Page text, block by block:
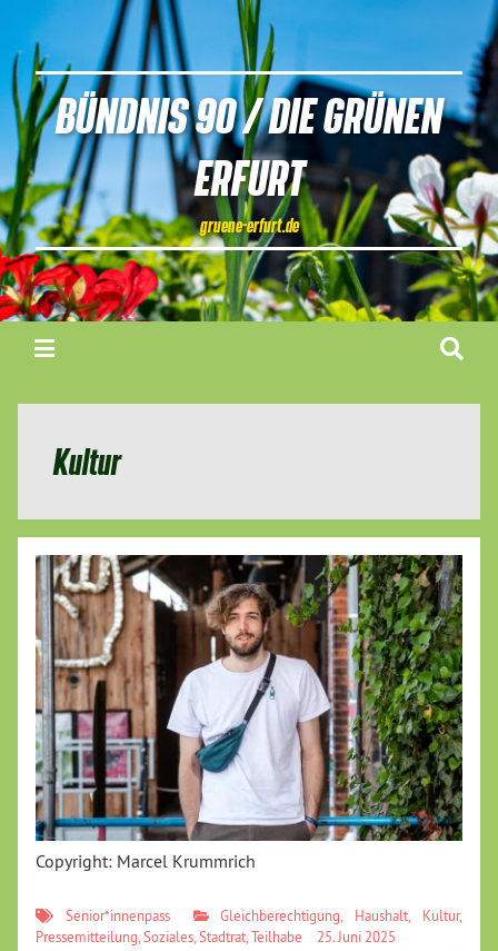
BÜNDNIS 90 / DIE GRÜNEN
ERFURT
gruene-erfurt.de
Kultur
Copyright: Marcel Krummrich
Senior*innenpass Gleichberechtigung Haushalt Kultur,
Pressemitteilung Soziales Stadtrat Teilhabe 25. Juni 2025